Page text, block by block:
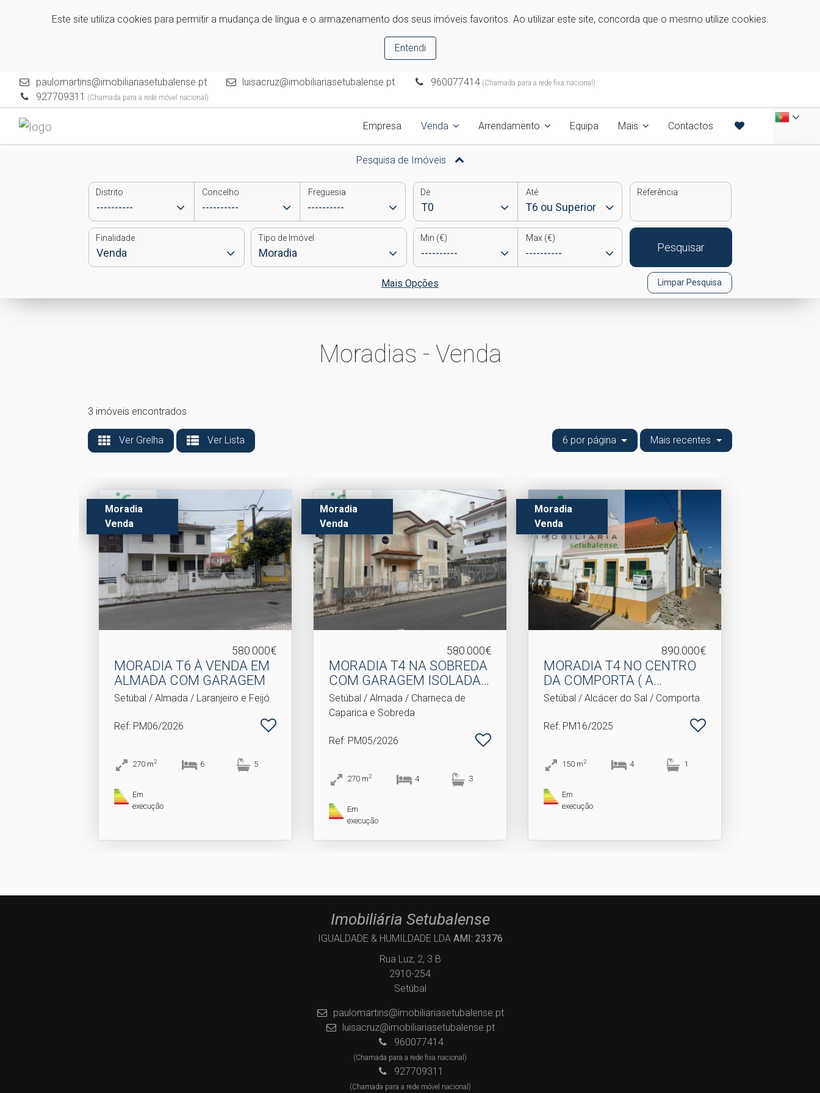
Este site utiliza cookies para permitir a mudança de língua e o armazenamento dos seus imóveis favoritos. Ao utilizar este site, concorda que o mesmo utilize cookies.
Entendi
paulomartins@imobiliariasetubalense.pt luisacruz@imobiliariasetubalense.pt 960077414(Chamada para a rede fixa nacional)
927709311 (Chamada para a rede móvel nacional)
Empresa Venda Arrendamento Equipa Mais Contactos
Pesquisa de Imóveis
Distrito Concelho Freguesia De Até Referência
Finalidade Tipo de Imóvel Min (€) Max (€)
Pesquisar
Mais Opções Limpar Pesquisa
Moradias - Venda
3 imóveis encontrados
Ver Grelha Ver Lista 6 por página Mais recentes
Moradia
Venda
580.000€
MORADIA T6 À VENDA EM
ALMADA COM GARAGEM
Setúbal / Almada / Laranjeiro e Feijó
Ref: PM06/2026
270 m2 6 5
Em
execução
Moradia
Venda
580.000€
MORADIA T4 NA SOBREDA
COM GARAGEM ISOLADA E
T.​..
Setúbal / Almada / Charneca de
Caparica e Sobreda
Ref: PM05/2026
270 m2 4 3
Em
execução
Moradia
Venda
890.000€
MORADIA T4 NO CENTRO
DA COMPORTA ( A
POUCOS .​..
Setúbal / Alcácer do Sal / Comporta
Ref: PM16/2025
150 m2 4 1
Em
execução
Imobiliária Setubalense
IGUALDADE & HUMILDADE LDA AMI: 23376
Rua Luz, 2, 3 B
2910-254
Setúbal
paulomartins@imobiliariasetubalense.pt
luisacruz@imobiliariasetubalense.pt
960077414
(Chamada para a rede fixa nacional)
927709311
(Chamada para a rede móvel nacional)